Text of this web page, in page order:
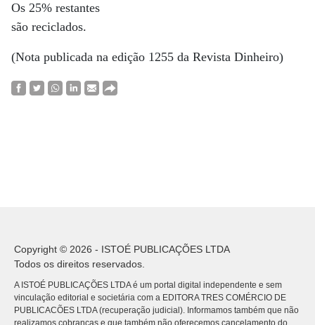
Os 25% restantes
são reciclados.
(Nota publicada na edição 1255 da Revista Dinheiro)
Copyright © 2026 - ISTOÉ PUBLICAÇÕES LTDA
Todos os direitos reservados.
A ISTOÉ PUBLICAÇÕES LTDA é um portal digital independente e sem
vinculação editorial e societária com a EDITORA TRES COMÉRCIO DE
PUBLICACÕES LTDA (recuperação judicial). Informamos também que não
realizamos cobranças e que também não oferecemos cancelamento do